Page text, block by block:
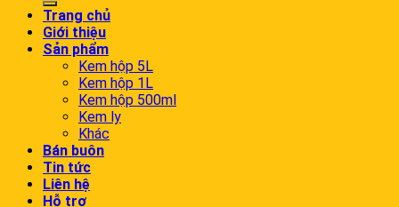
Trang chủ
Giới thiệu
Sản phẩm
Kem hộp 5L
Kem hộp 1L
Kem hộp 500ml
Kem ly
Khác
Bán buôn
Tin tức
Liên hệ
Hỗ trợ